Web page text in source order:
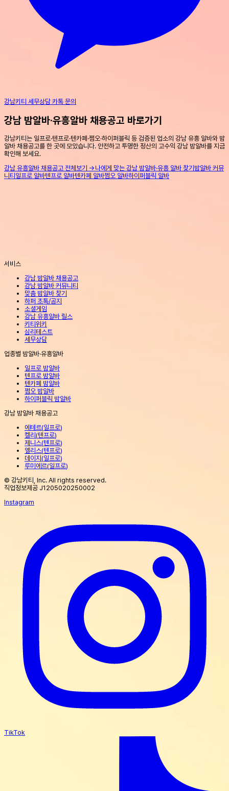
강남키티 세무상담 카톡 문의
강남 밤알바·유흥알바 채용공고 바로가기
강남키티는 일프로·텐프로·텐카페·쩜오·하이퍼블릭 등 검증된 업소의 강남 유흥 알바와 밤
알바 채용공고를 한 곳에 모았습니다. 안전하고 투명한 정산의 고수익 강남 밤알바를 지금
확인해 보세요.
강남 유흥알바 채용공고 전체보기 → 나에게 맞는 강남 밤알바·유흥 알바 찾기밤알바 커뮤
니티일프로 알바텐프로 알바텐카페 알바쩜오 알바하이퍼블릭 알바
서비스
강남 밤알바 채용공고
강남 밤알바 커뮤니티
맞춤 밤알바 찾기
하퍼 초톡/공지
소셜게임
강남 유흥알바 릴스
키티위키
심리테스트
세무상담
업종별 밤알바·유흥알바
일프로 밤알바
텐프로 밤알바
텐카페 밤알바
쩜오 밤알바
하이퍼블릭 밤알바
강남 밤알바 채용공고
에테르(일프로)
켈리(텐프로)
제니스(텐프로)
엘리스(텐프로)
데이지(일프로)
루미에르(일프로)
© 강남키티, Inc. All rights reserved.
직업정보제공 J1205020250002
Instagram
TikTok